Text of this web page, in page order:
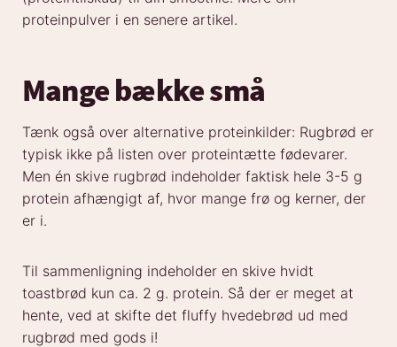
proteinpulver i en senere artikel.
Mange bække små
Tænk også over alternative proteinkilder: Rugbrød er
typisk ikke på listen over proteintætte fødevarer.
Men én skive rugbrød indeholder faktisk hele 3-5 g
protein afhængigt af, hvor mange frø og kerner, der
er i.
Til sammenligning indeholder en skive hvidt
toastbrød kun ca. 2 g. protein. Så der er meget at
hente, ved at skifte det fluffy hvedebrød ud med
rugbrød med gods i!